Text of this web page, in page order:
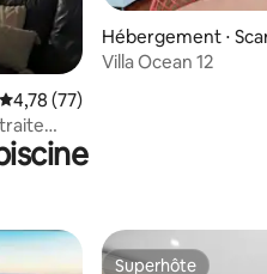
: 5 sur 5
Évaluation moyenne sur la base
4,78 (77)
Hébergement ⋅
Villa Ocean 12
Superhôte